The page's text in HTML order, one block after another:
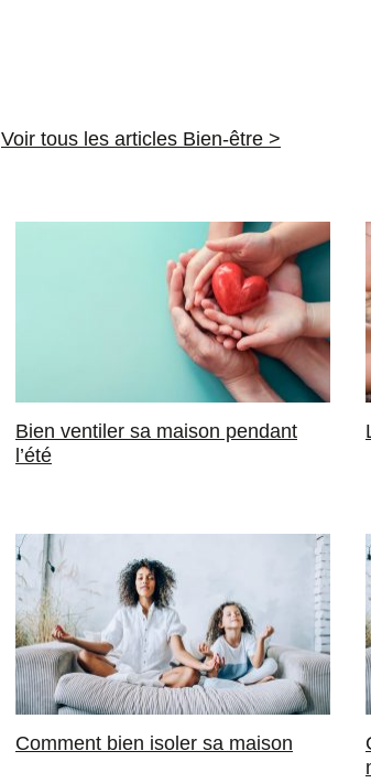
Voir tous les articles Bien-être >
Bien ventiler sa maison pendant
l’été
Comment bien isoler sa maison